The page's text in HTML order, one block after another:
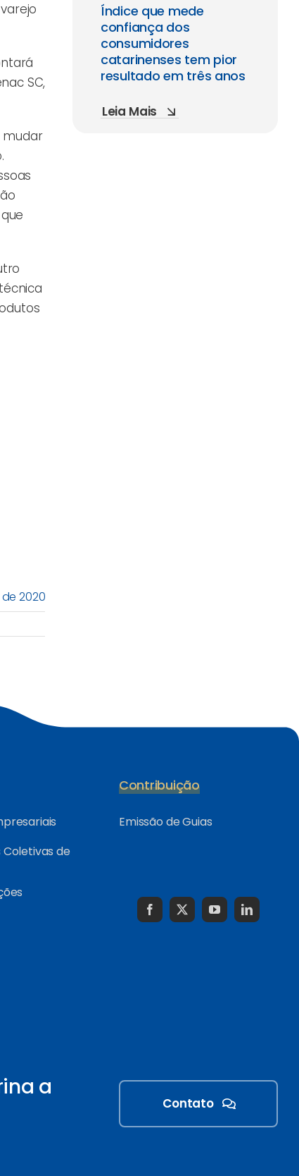
SC,
mudar
2020
Índice que mede
confiança dos
consumidores
catarinenses tem pior
resultado em três anos
Leia Mais
de
Contribuição
Emissão de Guias
a
Contato